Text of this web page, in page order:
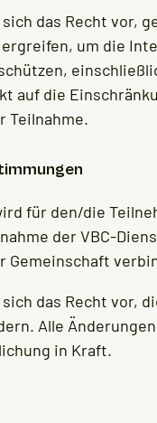
sich das Recht vor,
ergreifen, um die
auf die
Teilnahme.
für den/die
der VBC-
Gemeinschaft
das Recht vor,
Alle
in Kraft.